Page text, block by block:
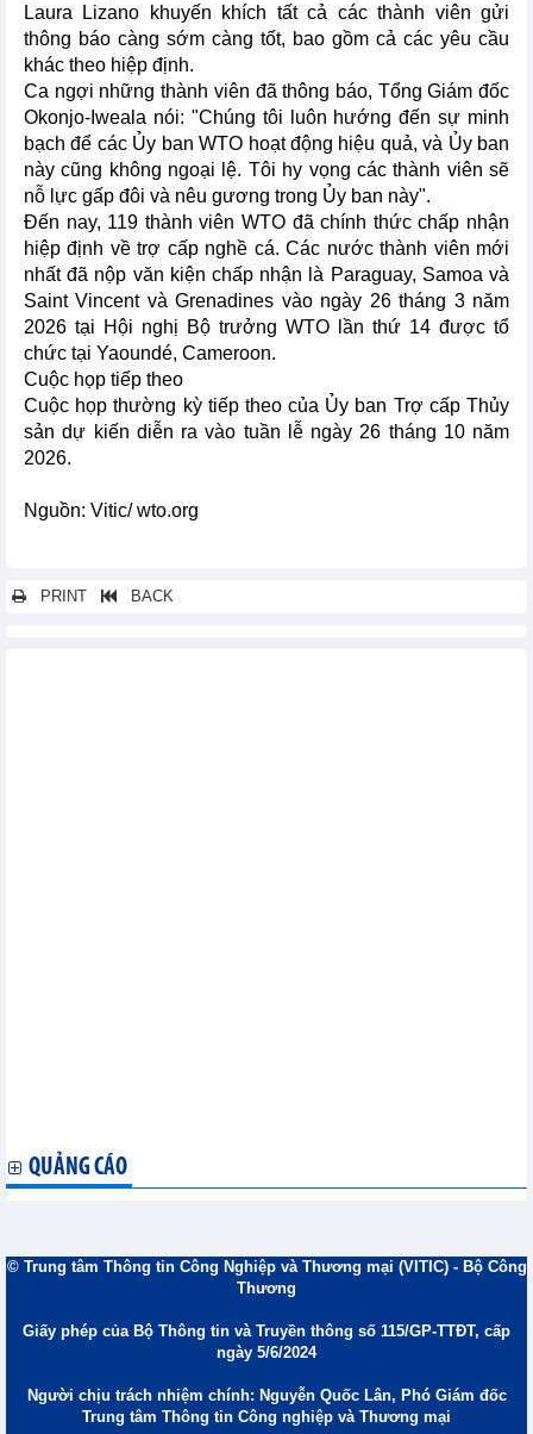
Laura Lizano khuyến khích tất cả các thành viên gửi
thông báo càng sớm càng tốt, bao gồm cả các yêu cầu
khác theo hiệp định.
Ca ngợi những thành viên đã thông báo, Tổng Giám đốc
Okonjo-Iweala nói: "Chúng tôi luôn hướng đến sự minh
bạch để các Ủy ban WTO hoạt động hiệu quả, và Ủy ban
này cũng không ngoại lệ. Tôi hy vọng các thành viên sẽ
nỗ lực gấp đôi và nêu gương trong Ủy ban này".
Đến nay, 119 thành viên WTO đã chính thức chấp nhận
hiệp định về trợ cấp nghề cá. Các nước thành viên mới
nhất đã nộp văn kiện chấp nhận là Paraguay, Samoa và
Saint Vincent và Grenadines vào ngày 26 tháng 3 năm
2026 tại Hội nghị Bộ trưởng WTO lần thứ 14 được tổ
chức tại Yaoundé, Cameroon.
Cuộc họp tiếp theo
Cuộc họp thường kỳ tiếp theo của Ủy ban Trợ cấp Thủy
sản dự kiến diễn ra vào tuần lễ ngày 26 tháng 10 năm
2026.
Nguồn: Vitic/ wto.org
PRINT BACK
QUẢNG CÁO
© Trung tâm Thông tin Công Nghiệp và Thương mại (VITIC) - Bộ Công
Thương
Giấy phép của Bộ Thông tin và Truyền thông số 115/GP-TTĐT, cấp
ngày 5/6/2024
Người chịu trách nhiệm chính: Nguyễn Quốc Lân, Phó Giám đốc
Trung tâm Thông tin Công nghiệp và Thương mại